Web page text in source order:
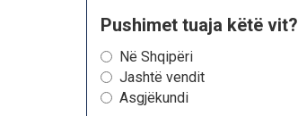
Pushimet tuaja këtë vit?
Në Shqipëri
Jashtë vendit
Asgjëkundi